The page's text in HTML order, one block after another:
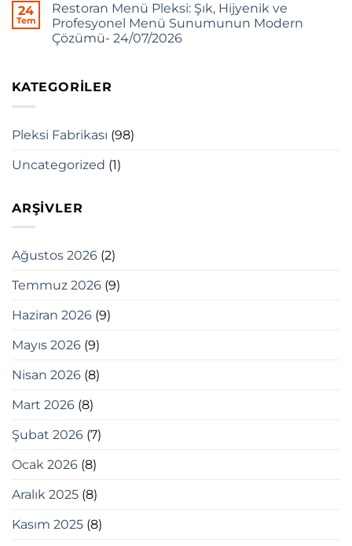
24
Tem
Restoran Menü Pleksi: Şık, Hijyenik ve
Profesyonel Menü Sunumunun Modern
Çözümü- 24/07/2026
KATEGORILER
Pleksi Fabrikası (98)
Uncategorized (1)
ARŞIVLER
Ağustos 2026 (2)
Temmuz 2026 (9)
Haziran 2026 (9)
Mayıs 2026 (9)
Nisan 2026 (8)
Mart 2026 (8)
Şubat 2026 (7)
Ocak 2026 (8)
Aralık 2025 (8)
Kasım 2025 (8)